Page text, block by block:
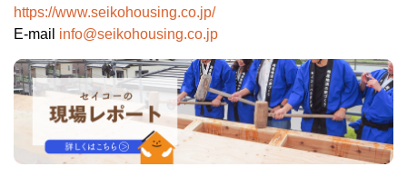
https://www.seikohousing.co.jp/
E-mail info@seikohousing.co.jp